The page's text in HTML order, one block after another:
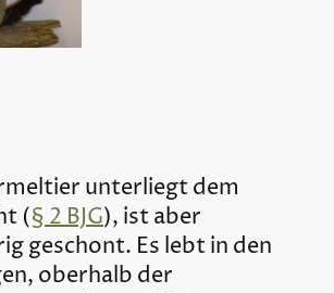
unterliegt dem
(§ 2 BJG), ist aber
geschont. Es lebt in den
oberhalb der